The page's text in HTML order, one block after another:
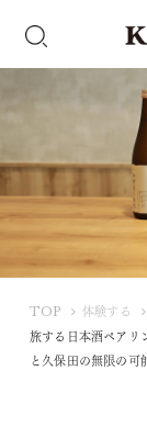
TOP
U
B
体験する
旅する日本酒ペアリ
と久保田の無限の可